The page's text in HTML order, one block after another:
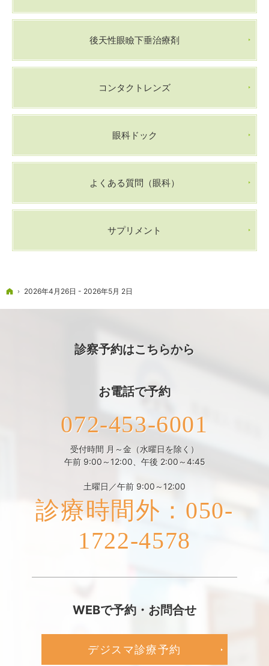
後天性眼瞼下垂治療剤
コンタクトレンズ
眼科ドック
よくある質問（眼科）
サプリメント
ホーム
2026年4月26日 - 2026年5月 2日
診察予約はこちらから
お電話で予約
072-453-6001
受付時間 月～金（水曜日を除く）
午前 9:00～12:00、午後 2:00～4:45
土曜日／午前 9:00～12:00
診療時間外：050-
1722-4578
WEBで予約・お問合せ
デジスマ診療予約